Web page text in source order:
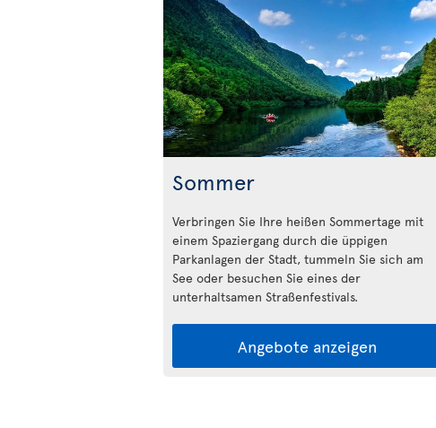
Sommer
Verbringen Sie Ihre heißen Sommertage mit
einem Spaziergang durch die üppigen
Parkanlagen der Stadt, tummeln Sie sich am
See oder besuchen Sie eines der
unterhaltsamen Straßenfestivals.
Angebote anzeigen